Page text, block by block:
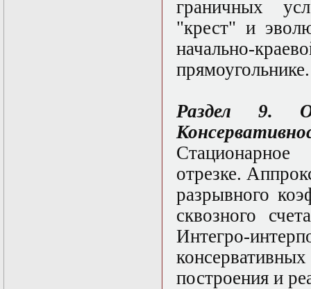
граничных
"крест" и
начально-
прямоугольнике.
Раздел 9.
отрезке.
разрывного
сквозного
Интегро-
построения и